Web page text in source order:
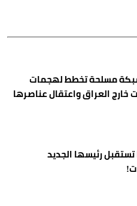
مسلحة تخطط لهجمات
خارج العراق واعتقال عناصرها
رئيسها الجديد